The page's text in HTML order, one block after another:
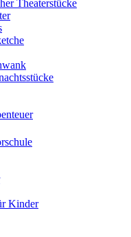
Theaterstücke
Kinder